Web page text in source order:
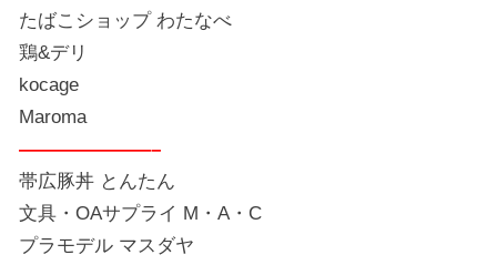
たばこショップ わたなべ
鶏&デリ
kocage
Maroma
———————–
帯広豚丼 とんたん
文具・OAサプライ M・A・C
プラモデル マスダヤ